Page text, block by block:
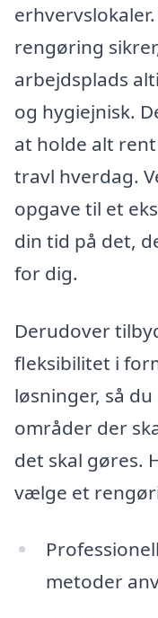
rengøring
arbejdsplads
og hygiejnisk.
at holde alt
travl hverdag.
opgave til et
din tid på det,
for dig.
Derudover
fleksibilitet i
løsninger, så
områder der
det skal gøres.
vælge et
metoder